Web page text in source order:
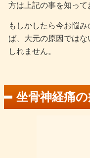
方は上記の事を知って
もしかしたら今お悩
ば、大元の原因では
しれません。
坐骨神経痛